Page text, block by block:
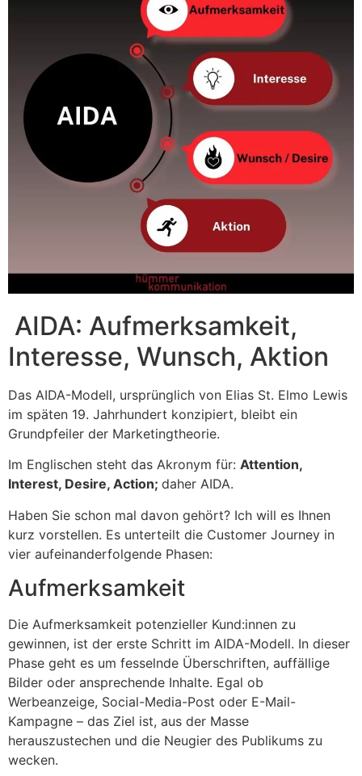
AIDA: Aufmerksamkeit,
Interesse, Wunsch, Aktion
Das AIDA-Modell, ursprünglich von Elias St. Elmo Lewis
im späten 19. Jahrhundert konzipiert, bleibt ein
Grundpfeiler der Marketingtheorie.
Im Englischen steht das Akronym für: Attention,
Interest, Desire, Action; daher AIDA.
Haben Sie schon mal davon gehört? Ich will es Ihnen
kurz vorstellen. Es unterteilt die Customer Journey in
vier aufeinanderfolgende Phasen:
Aufmerksamkeit
Die Aufmerksamkeit potenzieller Kund:innen zu
gewinnen, ist der erste Schritt im AIDA-Modell. In dieser
Phase geht es um fesselnde Überschriften, auffällige
Bilder oder ansprechende Inhalte. Egal ob
Werbeanzeige, Social-Media-Post oder E-Mail-
Kampagne – das Ziel ist, aus der Masse
herauszustechen und die Neugier des Publikums zu
wecken.